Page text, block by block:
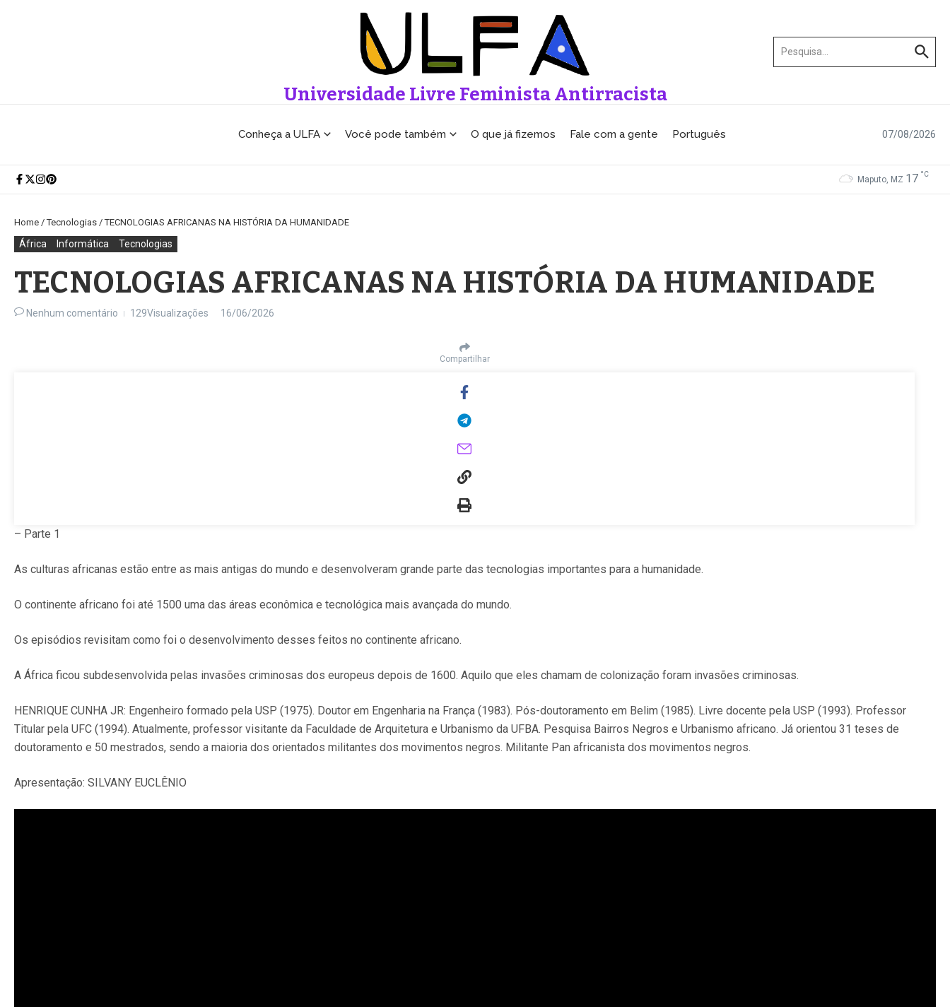
Universidade Livre Feminista Antirracista
Conheça a ULFA Você pode também O que já fizemos Fale com a gente Português 07/08/2026
Maputo, MZ 17 °C
Home /Tecnologias /TECNOLOGIAS AFRICANAS NA HISTÓRIA DA HUMANIDADE
África Informática Tecnologias
TECNOLOGIAS AFRICANAS NA HISTÓRIA DA HUMANIDADE
Nenhum comentário 129Visualizações 16/06/2026
Compartilhar
– Parte 1
As culturas africanas estão entre as mais antigas do mundo e desenvolveram grande parte das tecnologias importantes para a humanidade.
O continente africano foi até 1500 uma das áreas econômica e tecnológica mais avançada do mundo.
Os episódios revisitam como foi o desenvolvimento desses feitos no continente africano.
A África ficou subdesenvolvida pelas invasões criminosas dos europeus depois de 1600. Aquilo que eles chamam de colonização foram invasões criminosas.
HENRIQUE CUNHA JR: Engenheiro formado pela USP (1975). Doutor em Engenharia na França (1983). Pós-doutoramento em Belim (1985). Livre docente pela USP (1993). Professor
Titular pela UFC (1994). Atualmente, professor visitante da Faculdade de Arquitetura e Urbanismo da UFBA. Pesquisa Bairros Negros e Urbanismo africano. Já orientou 31 teses de
doutoramento e 50 mestrados, sendo a maioria dos orientados militantes dos movimentos negros. Militante Pan africanista dos movimentos negros.
Apresentação: SILVANY EUCLÊNIO